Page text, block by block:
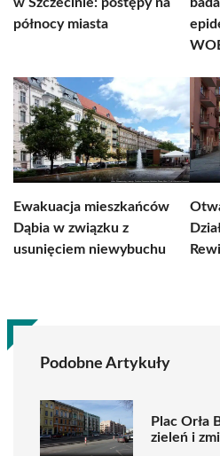
północy miasta
Ewakuacja mieszkańców
Dąbia w związku z
usunięciem niewybuchu
Podobne Artykuły
Plac Orła
zieleń i